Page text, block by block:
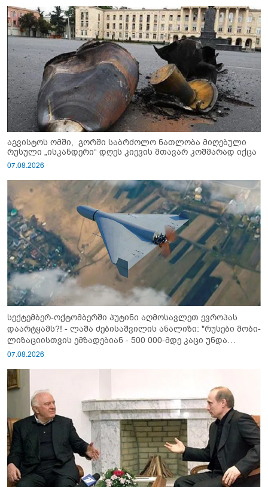
აგვისტოს ომში, გორში საბრძოლო ნათლობა მიღებული
რუსული „ისკანდერი“ დღეს კიევის მთავარ კოშმარად იქცა
07.08.2026
სექტემბერ-ოქტომბერში პუტინი აღმოსავლეთ ევროპას
დაარტყამს?! - ლაშა ძებისაშვილის ანალიზი: "რუსები მობი­
ლიზაციისთვის ემზადებიან - 500 000-მდე კაცი უნდა
გაიწვიონ ომში"
07.08.2026